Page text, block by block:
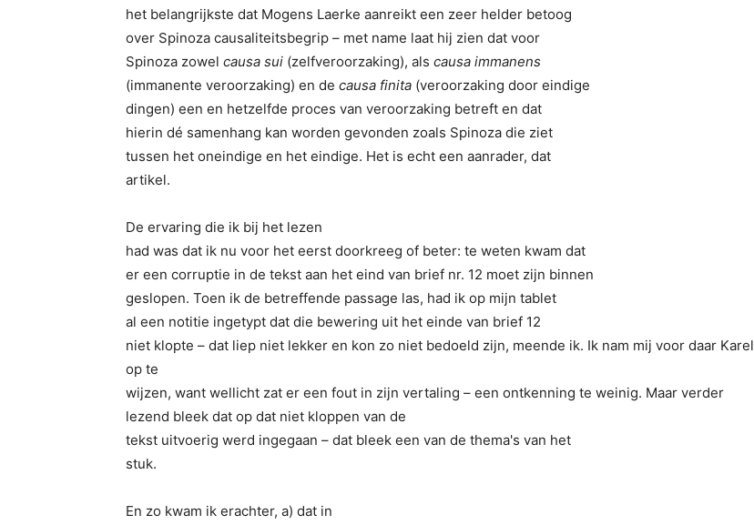
het belangrijkste dat Mogens Laerke aanreikt een zeer helder betoog
over Spinoza causaliteitsbegrip – met name laat hij zien dat voor
Spinoza zowel causa sui (zelfveroorzaking), als causa immanens
(immanente veroorzaking) en de causa finita (veroorzaking door eindige
dingen) een en hetzelfde proces van veroorzaking betreft en dat
hierin dé samenhang kan worden gevonden zoals Spinoza die ziet
tussen het oneindige en het eindige. Het is echt een aanrader, dat
artikel.
De ervaring die ik bij het lezen
had was dat ik nu voor het eerst doorkreeg of beter: te weten kwam dat
er een corruptie in de tekst aan het eind van brief nr. 12 moet zijn binnen
geslopen. Toen ik de betreffende passage las, had ik op mijn tablet
al een notitie ingetypt dat die bewering uit het einde van brief 12
niet klopte – dat liep niet lekker en kon zo niet bedoeld zijn, meende ik. Ik nam mij voor daar Karel
op te
wijzen, want wellicht zat er een fout in zijn vertaling – een ontkenning te weinig. Maar verder
lezend bleek dat op dat niet kloppen van de
tekst uitvoerig werd ingegaan – dat bleek een van de thema's van het
stuk.
En zo kwam ik erachter, a) dat in